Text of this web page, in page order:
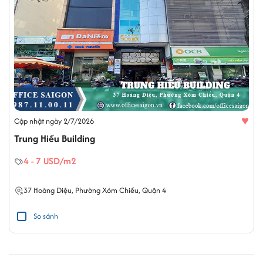
Cập nhật ngày 2/7/2026 ♥
Trung Hiếu Building
4 - 7 USD/m2
37 Hoàng Diệu, Phường Xóm Chiếu, Quận 4
So sánh